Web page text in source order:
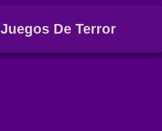
Juegos De Terror